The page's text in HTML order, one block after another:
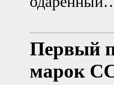
Первый
марок